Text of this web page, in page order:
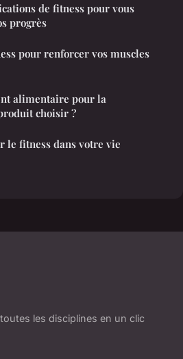
de fitness pour vous
progrès
pour renforcer vos muscles
alimentaire pour la
choisir ?
le fitness dans votre vie
les disciplines en un clic